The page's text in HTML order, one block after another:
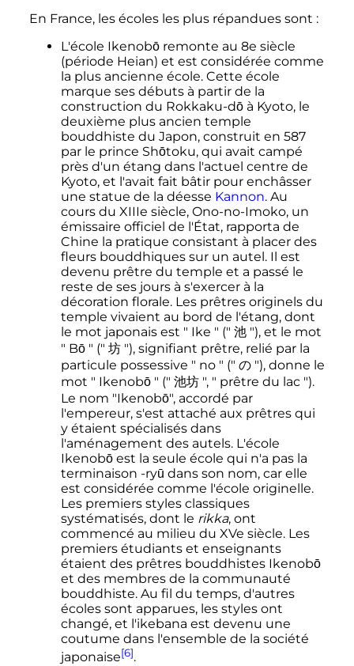
En France, les écoles les plus répandues sont :
L'école Ikenobō remonte au 8e siècle
(période Heian) et est considérée comme
la plus ancienne école. Cette école
marque ses débuts à partir de la
construction du Rokkaku-dō à Kyoto, le
deuxième plus ancien temple
bouddhiste du Japon, construit en 587
par le prince Shōtoku, qui avait campé
près d'un étang dans l'actuel centre de
Kyoto, et l'avait fait bâtir pour enchâsser
une statue de la déesse Kannon. Au
cours du XIIIe siècle, Ono-no-Imoko, un
émissaire officiel de l'État, rapporta de
Chine la pratique consistant à placer des
fleurs bouddhiques sur un autel. Il est
devenu prêtre du temple et a passé le
reste de ses jours à s'exercer à la
décoration florale. Les prêtres originels du
temple vivaient au bord de l'étang, dont
le mot japonais est " Ike " (" 池 "), et le mot
" Bō " (" 坊 "), signifiant prêtre, relié par la
particule possessive " no " (" の "), donne le
mot " Ikenobō " (" 池坊 ", " prêtre du lac ").
Le nom "Ikenobō", accordé par
l'empereur, s'est attaché aux prêtres qui
y étaient spécialisés dans
l'aménagement des autels. L'école
Ikenobō est la seule école qui n'a pas la
terminaison -ryū dans son nom, car elle
est considérée comme l'école originelle.
Les premiers styles classiques
systématisés, dont le rikka, ont
commencé au milieu du XVe siècle. Les
premiers étudiants et enseignants
étaient des prêtres bouddhistes Ikenobō
et des membres de la communauté
bouddhiste. Au fil du temps, d'autres
écoles sont apparues, les styles ont
changé, et l'ikebana est devenu une
coutume dans l'ensemble de la société
japonaise[6].